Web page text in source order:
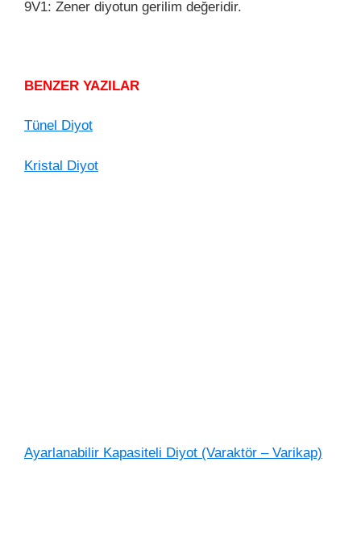
9V1: Zener diyotun gerilim değeridir.
BENZER YAZILAR
Tünel Diyot
Kristal Diyot
Ayarlanabilir Kapasiteli Diyot (Varaktör – Varikap)